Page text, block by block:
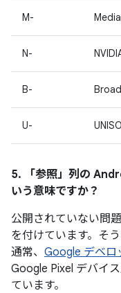
M-
N-
B-
U-
5. 「参照」 列の
いう意味ですか？
公開されていない問
を付けています。そ
通常、 Google デベロ
Google Pixel デバイ
ています。